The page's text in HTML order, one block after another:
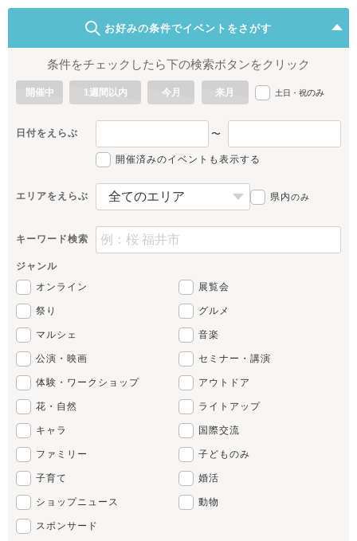
お好みの条件でイベントをさがす
条件をチェックしたら下の検索ボタンをクリック
開催中 1週間以内 今月 来月 土日・祝のみ
日付をえらぶ 〜
開催済みのイベントも表示する
エリアをえらぶ 県内のみ
キーワード検索
ジャンル
オンライン
展覧会
祭り グルメ
マルシェ 音楽
公演・映画 セミナー・講演
体験・ワークショップ アウトドア
花・自然 ライトアップ
キャラ 国際交流
ファミリー 子どものみ
子育て 婚活
ショップニュース 動物
スポンサード